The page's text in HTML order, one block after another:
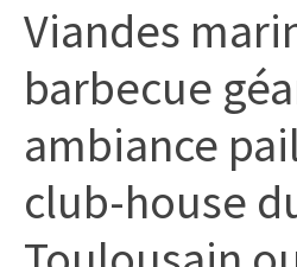
météo,
faits
divers
initiatives
Viandes
barbecue
ambiance
club-house